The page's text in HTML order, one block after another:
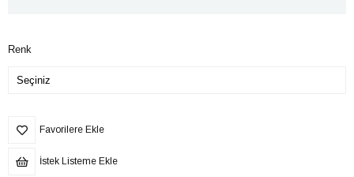
Renk
Favorilere Ekle
İstek Listeme Ekle